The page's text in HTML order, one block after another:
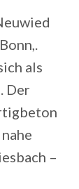
als
Der
–